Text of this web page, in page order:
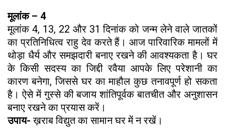
मूलांक – 4
मूलांक 4, 13, 22 और 31 दिनांक को जन्म लेने वाले जातकों
का प्रतिनिधित्व राहु देव करते हैं। आज पारिवारिक मामलों में
थोड़ा धैर्य और समझदारी बनाए रखने की आवश्यकता है। घर
के किसी सदस्य का जिद्दी रवैया आपके लिए परेशानी का
कारण बनेगा, जिससे घर का माहौल कुछ तनावपूर्ण हो सकता
है। ऐसे में गुस्से की बजाय शांतिपूर्वक बातचीत और अनुशासन
बनाए रखने का प्रयास करें।
उपाय- ख़राब विद्युत का सामान घर में न रखें।